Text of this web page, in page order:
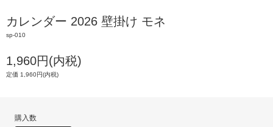
カレンダー 2026 壁掛け モネ
sp-010
1,960円(内税)
定価 1,960円(内税)
購入数